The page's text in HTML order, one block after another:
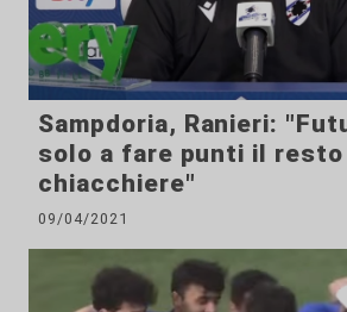
Sampdoria, Ranieri:
solo a fare punti il resto
chiacchiere"
09/04/2021